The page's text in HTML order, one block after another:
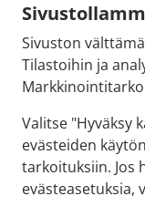
Sivuston
Tilastoihin ja
Valitse "Hyväksy
evästeiden
tarkoituksiin. Jos
evästeasetuksia,
Sähköpostiosoite:
Fimean vaihde:
029 522 3341